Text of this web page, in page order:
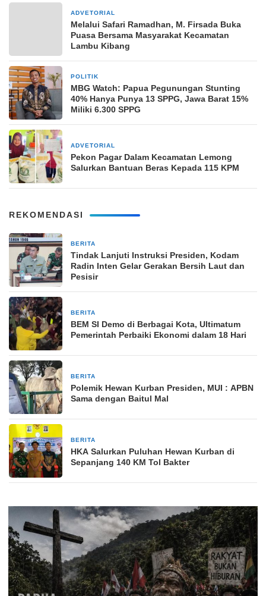
ADVETORIAL
Melalui Safari Ramadhan, M. Firsada Buka
Puasa Bersama Masyarakat Kecamatan
Lambu Kibang
POLITIK
MBG Watch: Papua Pegunungan Stunting
40% Hanya Punya 13 SPPG, Jawa Barat 15%
Miliki 6.300 SPPG
ADVETORIAL
Pekon Pagar Dalam Kecamatan Lemong
Salurkan Bantuan Beras Kepada 115 KPM
REKOMENDASI
BERITA
Tindak Lanjuti Instruksi Presiden, Kodam
Radin Inten Gelar Gerakan Bersih Laut dan
Pesisir
BERITA
BEM SI Demo di Berbagai Kota, Ultimatum
Pemerintah Perbaiki Ekonomi dalam 18 Hari
BERITA
Polemik Hewan Kurban Presiden, MUI : APBN
Sama dengan Baitul Mal
BERITA
HKA Salurkan Puluhan Hewan Kurban di
Sepanjang 140 KM Tol Bakter